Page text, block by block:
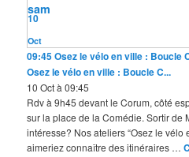
Oct
10
sam
09:45Osez le vélo en ville : Boucle
Osez le vélo en ville : Boucle C...
10 Oct à 09:45
Rdv à 9h45 devant le Corum, côté
sur la place de la Comédie. Sortir de
intéresse? Nos ateliers “Osez le vélo
aimeriez connaître des itinéraires …